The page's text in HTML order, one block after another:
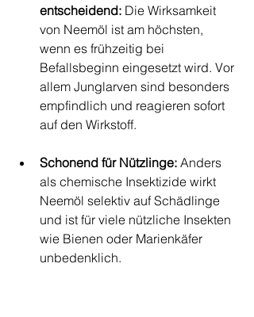
entscheidend: Die Wirksamkeit
von Neemöl ist am höchsten,
wenn es frühzeitig bei
Befallsbeginn eingesetzt wird. Vor
allem Junglarven sind besonders
empfindlich und reagieren sofort
auf den Wirkstoff.
Schonend für Nützlinge: Anders
als chemische Insektizide wirkt
Neemöl selektiv auf Schädlinge
und ist für viele nützliche Insekten
wie Bienen oder Marienkäfer
unbedenklich.